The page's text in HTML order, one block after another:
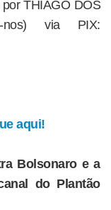
THIAGO DOS
nos) via PIX:
aqui!
Bolsonaro e a
do Plantão